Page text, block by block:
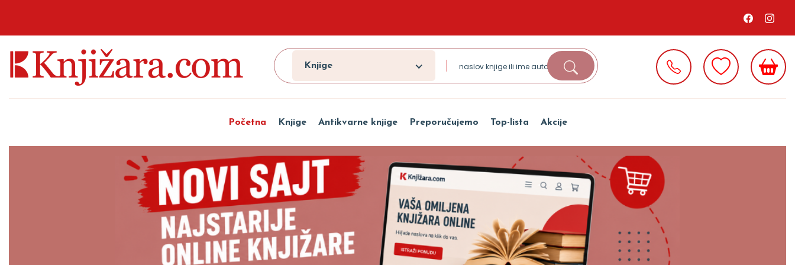
Knjige
Početna Knjige Antikvarne knjige Preporučujemo Top-lista Akcije